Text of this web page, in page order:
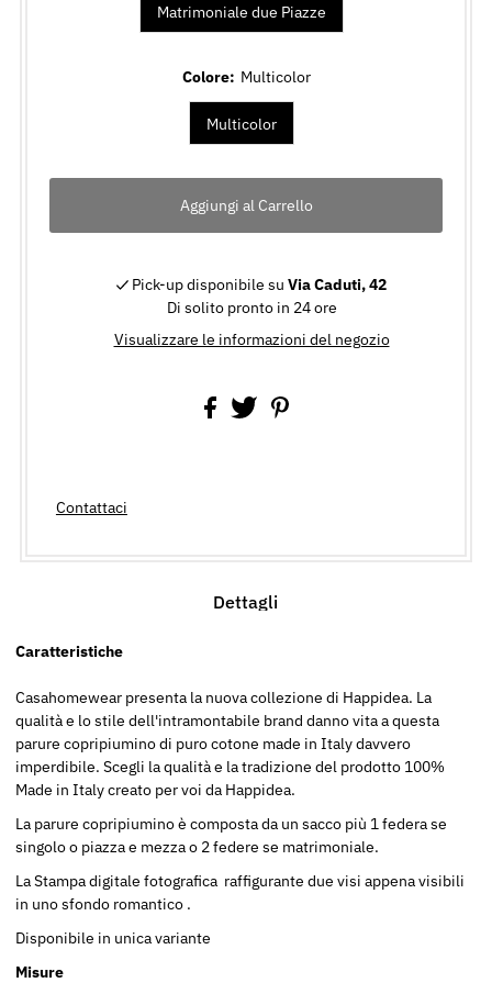
Matrimoniale due Piazze
Colore: Multicolor
Multicolor
Pick-up disponibile suVia Caduti, 42
Di solito pronto in 24 ore
Visualizzare le informazioni del negozio
Contattaci
Dettagli
Caratteristiche
Casahomewear presenta la nuova collezione di Happidea. La
qualità e lo stile dell'intramontabile brand danno vita a questa
parure copripiumino di puro cotone made in Italy davvero
imperdibile. Scegli la qualità e la tradizione del prodotto 100%
Made in Italy creato per voi da Happidea.
La parure copripiumino è composta da un sacco più 1 federa se
singolo o piazza e mezza o 2 federe se matrimoniale.
La Stampa digitale fotografica raffigurante due visi appena visibili
in uno sfondo romantico .
Disponibile in unica variante
Misure